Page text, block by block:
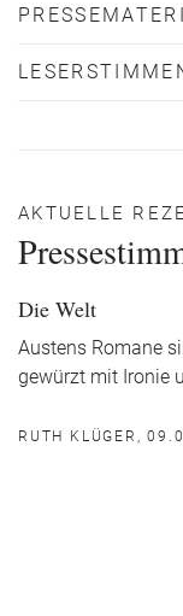
AKTUELLE
Die Welt
Austens Romane
gewürzt mit Ironie
RUTH KLÜGER,